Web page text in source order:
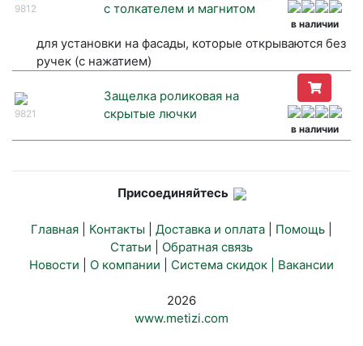
9812
с толкателем и магнитом
в наличии
для установки на фасады, которые открываются без
ручек (с нажатием)
9821
Защелка роликовая на
скрытые лючки
в наличии
Присоединяйтесь
Главная Контакты Доставка и оплата Помощь
Статьи
Обратная связь
Новости
О компании Система скидок | Вакансии
2026
www.metizi.com